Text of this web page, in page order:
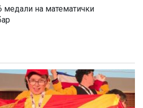
медали на математички